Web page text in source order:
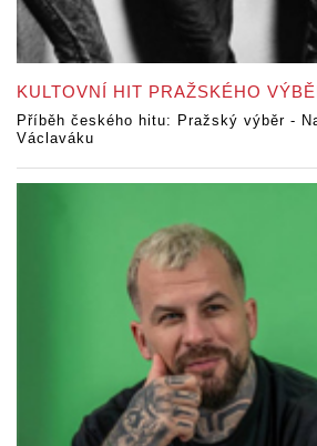
KULTOVNÍ HIT PRAŽSKÉHO
Příběh českého hitu: Pražský výběr -
Václaváku